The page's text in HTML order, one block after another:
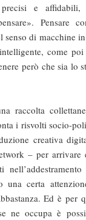
precisi e
Pensare
senso di macchine
come
però che sia lo
raccolta
i risvolti socio-
creativa
– per arrivare
una certa
Ed è per
ne occupa è